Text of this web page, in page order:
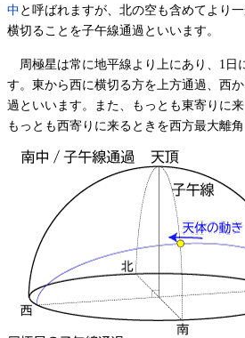
中と呼ばれますが、北の空も含めてより
横切ることを子午線通過といいます。
周極星は常に地平線より上にあり、1日
す。東から西に横切る方を上方通過、西
過といいます。また、もっとも東寄りに来
もっとも西寄りに来るときを西方最大離角